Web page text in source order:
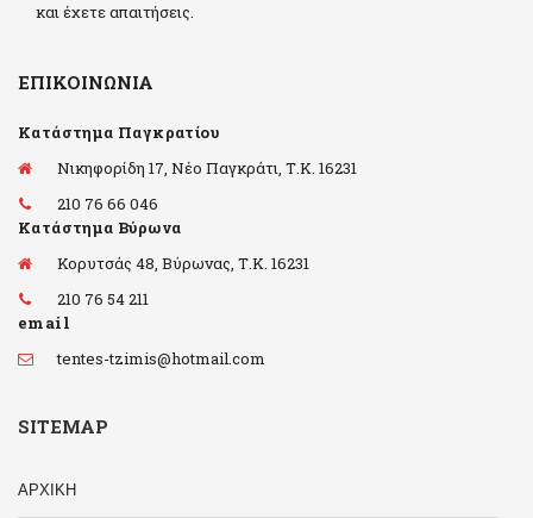
και έχετε απαιτήσεις.
ΕΠΙΚΟΙΝΩΝΊΑ
Κατάστημα Παγκρατίου
Νικηφορίδη 17, Νέο Παγκράτι, Τ.Κ. 16231
210 76 66 046
Κατάστημα Βύρωνα
Κορυτσάς 48, Βύρωνας, Τ.Κ. 16231
210 76 54 211
email
tentes-tzimis@hotmail.com
SITEMAP
ΑΡΧΙΚΗ